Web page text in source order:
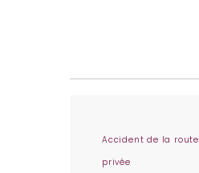
Accident de la route
privée